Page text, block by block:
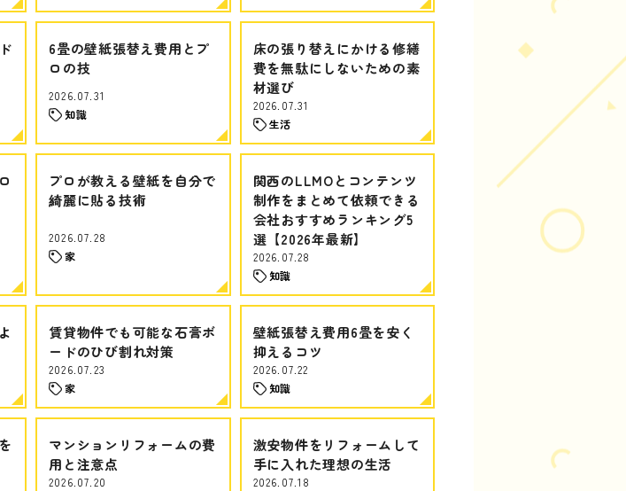
6畳の壁紙張替え費用とプ
ロの技
2026.07.31
知識
床の張り替えにかける修繕
費を無駄にしないための素
材選び
2026.07.31
生活
プロが教える壁紙を自分で
綺麗に貼る技術
2026.07.28
家
関西のLLMOとコンテンツ
制作をまとめて依頼できる
会社おすすめランキング5
選【2026年最新】
2026.07.28
知識
賃貸物件でも可能な石膏ボ
ードのひび割れ対策
2026.07.23
家
壁紙張替え費用6畳を安く
抑えるコツ
2026.07.22
知識
マンションリフォームの費
用と注意点
2026.07.20
激安物件をリフォームして
手に入れた理想の生活
2026.07.18